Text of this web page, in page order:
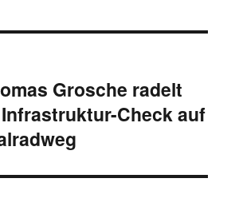
Grosche radelt
Check auf